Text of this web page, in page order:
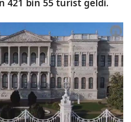
421 bin 55 turist geldi.